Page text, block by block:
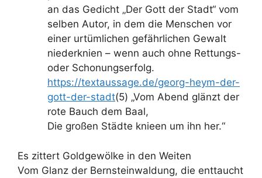
an das Gedicht „Der Gott der Stadt“ vom
selben Autor, in dem die Menschen vor
einer urtümlichen gefährlichen Gewalt
niederknien – wenn auch ohne Rettungs-
oder Schonungserfolg.
https://textaussage.de/georg-heym-der-
gott-der-stadt(5) „Vom Abend glänzt der
rote Bauch dem Baal,
Die großen Städte knieen um ihn her.“
Es zittert Goldgewölke in den Weiten
Vom Glanz der Bernsteinwaldung, die enttaucht